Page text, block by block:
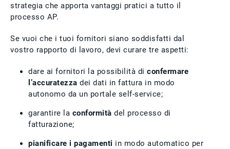
strategia che apporta vantaggi pratici a tutto il
processo AP.
Se vuoi che i tuoi fornitori siano soddisfatti dal
vostro rapporto di lavoro, devi curare tre aspetti:
dare ai fornitori la possibilità di confermare
l’accuratezza dei dati in fattura in modo
autonomo da un portale self-service;
garantire la conformità del processo di
fatturazione;
pianificare i pagamenti in modo automatico per